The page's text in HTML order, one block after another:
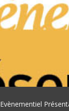
Evènementiel